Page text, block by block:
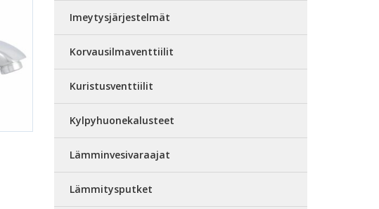
Imeytysjärjestelmät
Korvausilmaventtiilit
Kuristusventtiilit
Kylpyhuonekalusteet
Lämminvesivaraajat
Lämmitysputket